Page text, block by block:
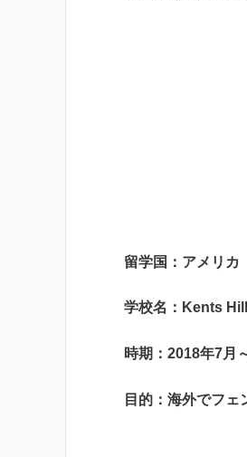
留学国：アメリカ
学校名：Kents
時期：2018年7月
目的：海外でフ